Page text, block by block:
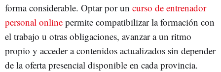
forma considerable. Optar por un curso de entrenador
personal online permite compatibilizar la formación con
el trabajo u otras obligaciones, avanzar a un ritmo
propio y acceder a contenidos actualizados sin depender
de la oferta presencial disponible en cada provincia.